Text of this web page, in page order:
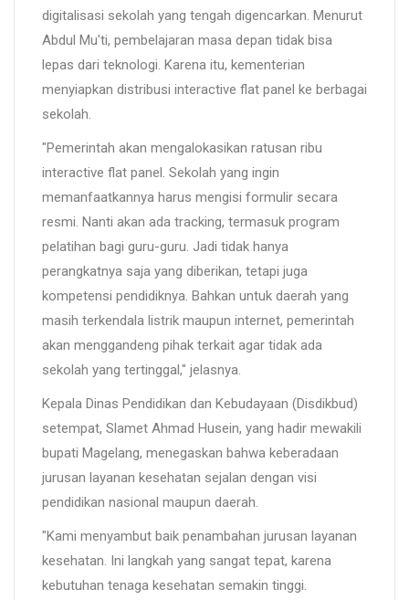
digitalisasi sekolah yang tengah digencarkan. Menurut
Abdul Mu'ti, pembelajaran masa depan tidak bisa
lepas dari teknologi. Karena itu, kementerian
menyiapkan distribusi interactive flat panel ke berbagai
sekolah.
"Pemerintah akan mengalokasikan ratusan ribu
interactive flat panel. Sekolah yang ingin
memanfaatkannya harus mengisi formulir secara
resmi. Nanti akan ada tracking, termasuk program
pelatihan bagi guru-guru. Jadi tidak hanya
perangkatnya saja yang diberikan, tetapi juga
kompetensi pendidiknya. Bahkan untuk daerah yang
masih terkendala listrik maupun internet, pemerintah
akan menggandeng pihak terkait agar tidak ada
sekolah yang tertinggal," jelasnya.
Kepala Dinas Pendidikan dan Kebudayaan (Disdikbud)
setempat, Slamet Ahmad Husein, yang hadir mewakili
bupati Magelang, menegaskan bahwa keberadaan
jurusan layanan kesehatan sejalan dengan visi
pendidikan nasional maupun daerah.
"Kami menyambut baik penambahan jurusan layanan
kesehatan. Ini langkah yang sangat tepat, karena
kebutuhan tenaga kesehatan semakin tinggi.